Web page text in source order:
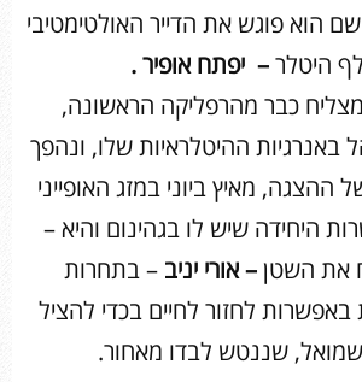
הוא פוגש את הדייר האולטימטיבי
היטלר– יפתח אופיר.
כבר מהרפליקה הראשונה,
ההיטלראיות שלו, ונהפך
ההצגה, מאיץ ביוני במזג האופייני
היחידה שיש לו בגהינום והיא –
את השטן– אורי יניב – בתחרות
באפשרות לחזור לחיים בכדי להציל
שננטש לבדו מאחור.